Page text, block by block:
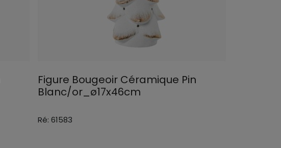
Figure Bougeoir Céramique Pin
Blanc/or_ø17x46cm
Ré: 61583